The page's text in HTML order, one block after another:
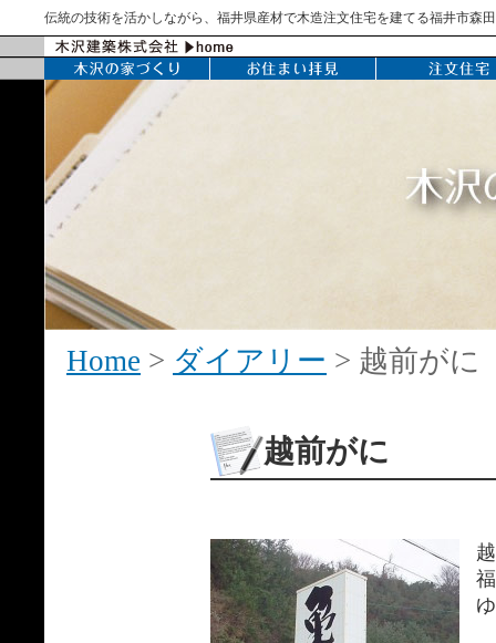
伝統の技術を活かしながら、福井県産材で木造注文住宅を建てる福井市森
Home > ダイアリー > 越前がに
越前がに